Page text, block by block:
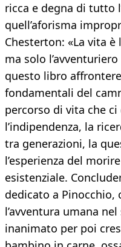
ricca e degna di tutto
quell’aforisma
Chesterton: «La vita
ma solo
questo libro
fondamentali del
percorso di vita che ci
l’indipendenza, la
tra generazioni, la
l’esperienza del
esistenziale.
dedicato a Pinocchio,
l’avventura umana
inanimato per poi